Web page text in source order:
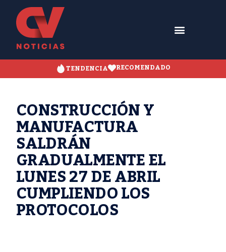
TENDENCIA RECOMENDADO
CONSTRUCCIÓN Y
MANUFACTURA
SALDRÁN
GRADUALMENTE EL
LUNES 27 DE ABRIL
CUMPLIENDO LOS
PROTOCOLOS